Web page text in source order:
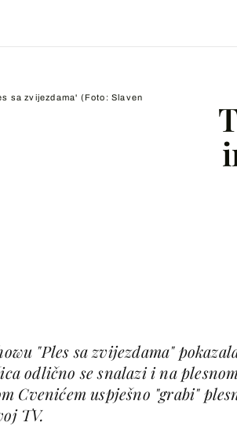
sa zvijezdama' (Foto: Slaven
"Ples sa zvijezdama"
odlično se snalazi i na
Cvenićem uspješno "grabi"
TV.